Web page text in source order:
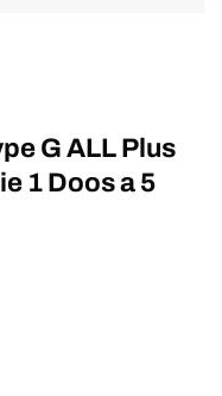
G ALL Plus
1 Doos a 5